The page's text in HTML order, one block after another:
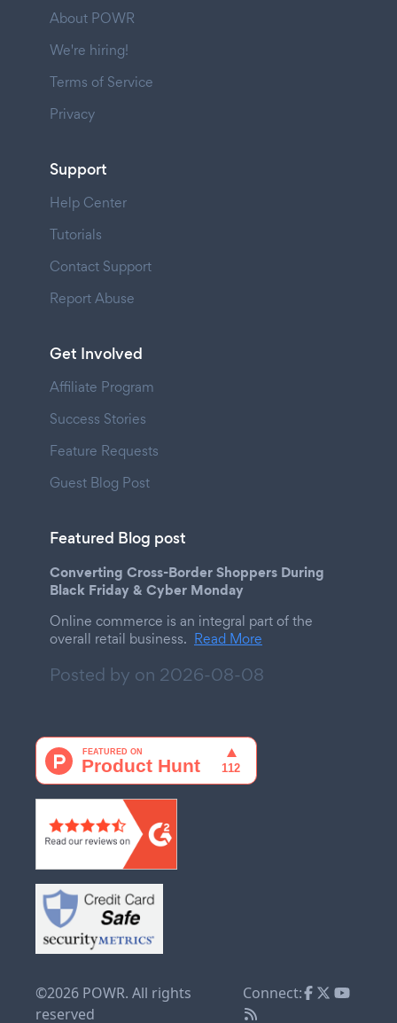
About POWR
We're hiring!
Terms of Service
Privacy
Support
Help Center
Tutorials
Contact Support
Report Abuse
Get Involved
Affiliate Program
Success Stories
Feature Requests
Guest Blog Post
Featured Blog post
Converting Cross-Border Shoppers During
Black Friday & Cyber Monday
Online commerce is an integral part of the
overall retail business. Read More
Posted by on 2026-08-08
©2026 POWR. All rights
reserved
Connect: